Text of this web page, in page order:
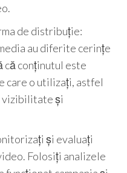
de distribuție:
au diferite cerințe
conținutul este
care o utilizați, astfel
vizibilitate și
și evaluați
Folosiți analizele